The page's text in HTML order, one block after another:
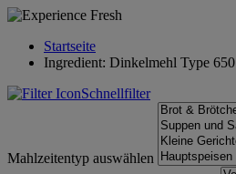
Startseite
Ingredient: Dinkelmehl Type 650
Schnellfilter
Mahlzeitentyp auswählen